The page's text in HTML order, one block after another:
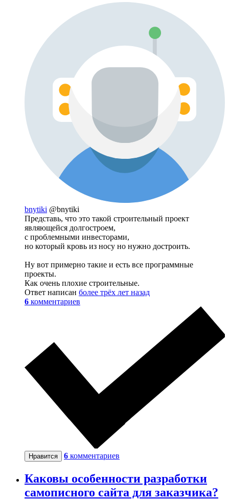
bnytiki @bnytiki
Представь, что это такой строительный проект
являющейся долгостроем,
с проблемными инвесторами,
но который кровь из носу но нужно достроить.
Ну вот примерно такие и есть все программные
проекты.
Как очень плохие строительные.
Ответ написан более трёх лет назад
6 комментариев
Нравится 6 комментариев
Каковы особенности разработки
самописного сайта для заказчика?